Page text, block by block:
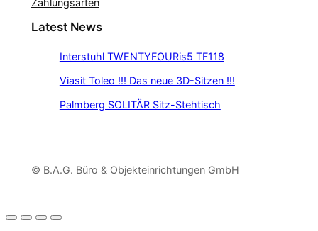
Zahlungsarten
Latest News
Interstuhl TWENTYFOURis5 TF118
Viasit Toleo !!! Das neue 3D-Sitzen !!!
Palmberg SOLITÄR Sitz-Stehtisch
© B.A.G. Büro & Objekteinrichtungen GmbH